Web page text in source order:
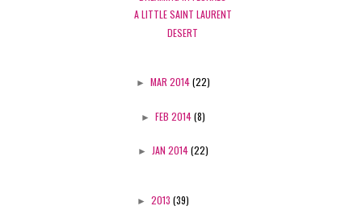
A LITTLE SAINT LAURENT
DESERT
► MAR 2014(22)
► FEB 2014(8)
► JAN 2014(22)
► 2013 (39)